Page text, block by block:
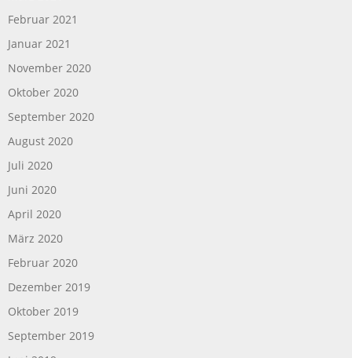
Februar 2021
Januar 2021
November 2020
Oktober 2020
September 2020
August 2020
Juli 2020
Juni 2020
April 2020
März 2020
Februar 2020
Dezember 2019
Oktober 2019
September 2019